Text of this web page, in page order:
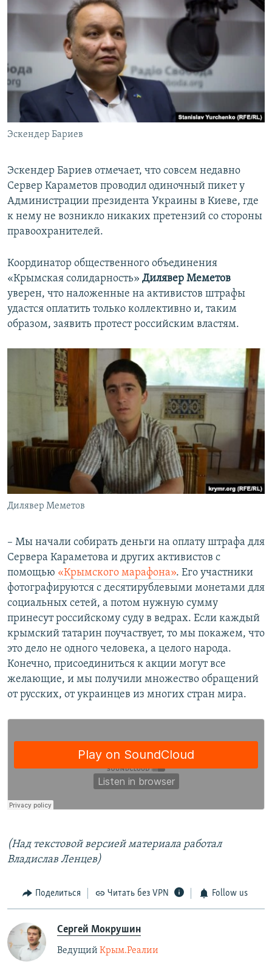
Эскендер Бариев
​Эскендер Бариев отмечает, что совсем недавно
Сервер Караметов проводил одиночный пикет у
Администрации президента Украины в Киеве, где
к нему не возникло никаких претензий со стороны
правоохранителей.
Координатор общественного объединения
«Крымская солидарность» Дилявер Меметов
уверен, что наложенные на активистов штрафы
удастся оплатить только коллективно и, таким
образом, заявить протест российским властям.
Дилявер Меметов
​– Мы начали собирать деньги на оплату штрафа для
Сервера Караметова и других активистов с
помощью «Крымского марафона». Его участники
фотографируются с десятирублевыми монетами для
социальных сетей, а потом нужную сумму
принесут российскому суду в ведрах. Если каждый
крымский татарин поучаствует, то мы покажем, что
это дело не одного человека, а целого народа.
Конечно, присоединиться к акции могут все
желающие, и мы получили множество обращений
от русских, от украинцев из многих стран мира.
(Над текстовой версией материала работал
Владислав Ленцев)
Поделиться Читать без VPN Follow us
Сергей Мокрушин
Ведущий Крым.Реалии